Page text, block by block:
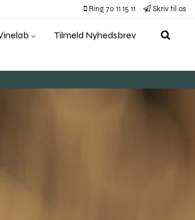
Ring 70 11 15 11 Skriv til os
Tilmeld Nyhedsbrev